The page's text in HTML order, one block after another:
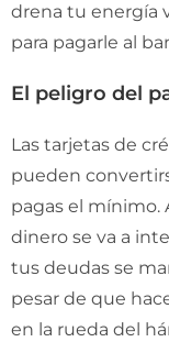
drena tu energía
para pagarle al
El peligro del
Las tarjetas de
pueden
pagas el mínimo.
dinero se va a
tus deudas se
pesar de que
en la rueda del